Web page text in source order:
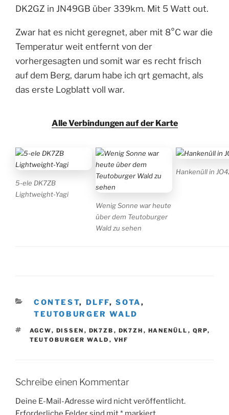
DK2GZ in JN49GB über 339km. Mit 5 Watt out.
Zwar hat es nicht geregnet, aber mit 8°C war die
Temperatur weit entfernt von der
vorhergesagten und somit war es recht frisch
auf dem Berg, darum habe ich qrt gemacht, als
das erste Logblatt voll war.
Alle Verbindungen auf der Karte
5-ele DK7ZB
Lightweight-Yagi
Wenig Sonne war heute
über dem Teutoburger
Wald zu sehen
Hankenüll in
KATEGORIEN
CONTEST, DLFF,SOTA,
TEUTOBURGER WALD
SCHLAGWÖRTER
AGCW, DISSEN , DK7ZB , DK7ZH , HANENÜLL , QRP,
TEUTOBURGER WALD , VHF
Schreibe einen Kommentar
Deine E-Mail-Adresse wird nicht veröffentlicht.